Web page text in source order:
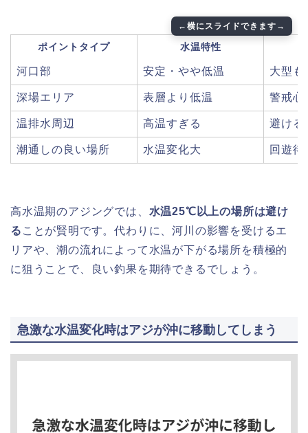
ポイントタイプ 水温特性
河口部 安定・やや低温 大型も
深場エリア 表層より低温 警戒心
温排水周辺 高温すぎる 避ける
潮通しの良い場所 水温変化大 回遊待
高水温期のアジングでは、 水温25℃以上の場所は避け
る ことが賢明です。代わりに、河川の影響を受けるエ
リアや、潮の流れによって水温が下がる場所を積極的
に狙うことで、良い釣果を期待できるでしょう。
急激な水温変化時はアジが沖に移動してしまう